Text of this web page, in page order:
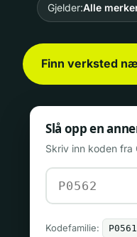
Gjelder:Alle
Finn verksted
Slå opp en
Skriv inn koden fra
Kodefamilie: P0561